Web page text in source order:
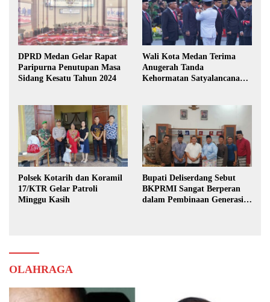
DPRD Medan Gelar Rapat
Paripurna Penutupan Masa
Sidang Kesatu Tahun 2024
Wali Kota Medan Terima
Anugerah Tanda
Kehormatan Satyalancana
Polsek Kotarih dan Koramil
17/KTR Gelar Patroli
Minggu Kasih
Bupati Deliserdang Sebut
BKPRMI Sangat Berperan
dalam Pembinaan Generasi
OLAHRAGA